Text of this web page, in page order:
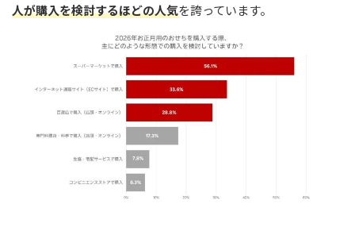
人が購入を検討するほどの人気を誇っています。